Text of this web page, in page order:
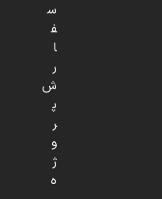
س
ف
ا
ر
ش
پ
ر
و
ژ
ه